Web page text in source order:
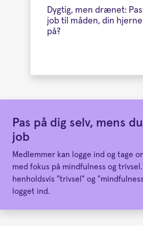
Dygtig, men drænet:
job til måden, din
på?
Pas på dig selv, mens
job
Medlemmer kan logge ind og tage
med fokus på mindfulness og trivsel.
henholdsvis "trivsel" og
logget ind.